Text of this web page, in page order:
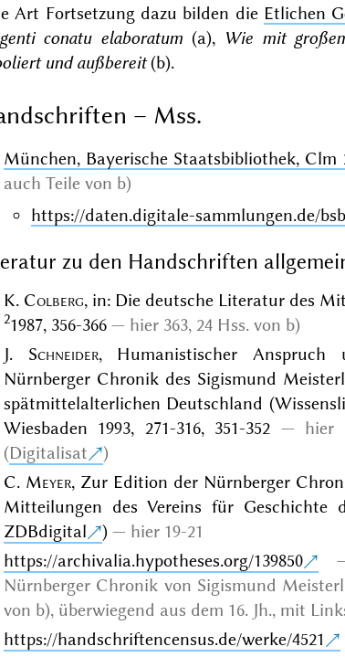
Art Fortsetzung dazu bilden die Etlichen
conatu elaboratum (a), Wie mit
und außbereit(b).
– Mss.
München, Bayerische Staatsbibliothek, Clm
auch Teile von b)
https://daten.digitale-sammlungen.de/
zu den Handschriften
K. Colberg, in: Die deutsche Literatur des
21987, 356-366
hier 363, 24 Hss. von b)
J. Schneider, Humanistischer Anspruch
Nürnberger Chronik des Sigismund
spätmittelalterlichen Deutschland
Wiesbaden 1993, 271-316, 351-352
hier
(Digitalisat
)
C. Meyer, Zur Edition der Nürnberger
Mitteilungen des Vereins für Geschichte
ZDBdigital
)
hier 19-21
https://archivalia.hypotheses.org/139850
Nürnberger Chronik von Sigismund
von b), überwiegend aus dem 16. Jh., mit
https://handschriftencensus.de/werke/4521